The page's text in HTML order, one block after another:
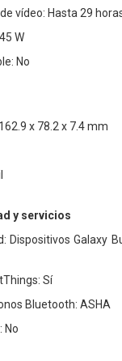
vídeo: Hasta 29
W
No
x 78.2 x 7.4 mm
y servicios
Dispositivos Galaxy
Sí
Bluetooth: ASHA
No